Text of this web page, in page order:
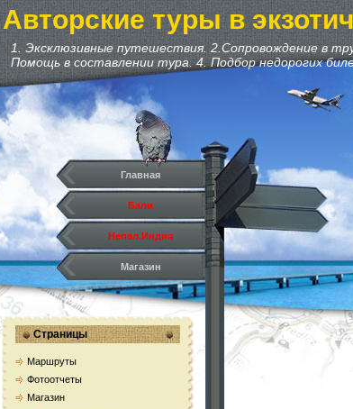
Авторские туры в
1. Эксклюзивные путешествия. 2.Сопровождение в
Помощь в составлении тура. 4. Подбор недорогих
Главная
Бали
Непал.Индия
Магазин
Маршруты
Фотоотчеты
Страницы
Маршруты
Фотоотчеты
Магазин